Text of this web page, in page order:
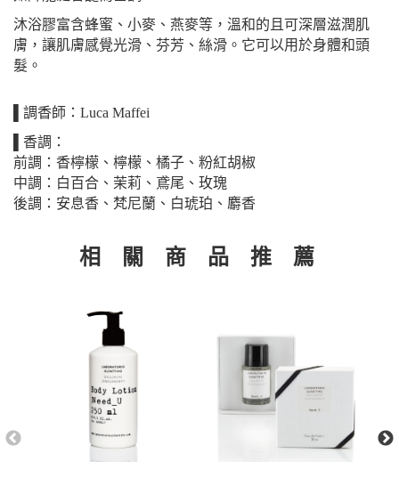
沐浴膠富含蜂蜜、小麥、燕麥等，溫和的且可深層滋潤肌
膚，讓肌膚感覺光滑、芬芳、絲滑。它可以用於身體和頭
髮。
▌調香師：Luca Maffei
▌香調：
前調：香檸檬、檸檬、橘子、粉紅胡椒
中調：白百合、茉莉、鳶尾、玫瑰
後調：安息香、梵尼蘭、白琥珀、麝香
相 關 商 品 推 薦